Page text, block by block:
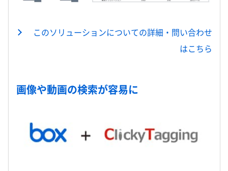
このソリューションについての詳細・問い合わせ
はこちら
画像や動画の検索が容易に